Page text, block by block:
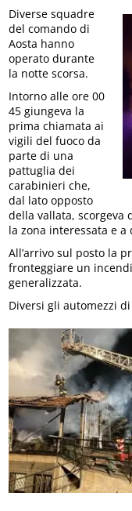
Diverse squadre
del comando di
Aosta hanno
operato durante
la notte scorsa.
Intorno alle ore 00
45 giungeva la
prima chiamata ai
vigili del fuoco da
parte di una
pattuglia dei
carabinieri che,
dal lato opposto
della vallata, scorgeva
la zona interessata e a
All’arrivo sul posto la
fronteggiare un
generalizzata.
Diversi gli automezzi